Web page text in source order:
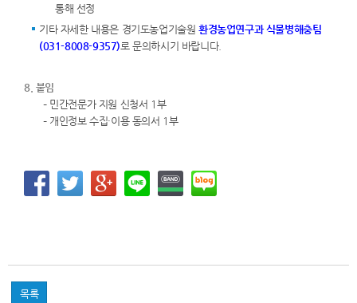
통해 선정
기타 자세한 내용은 경기도농업기술원 환경농업연구과 식물병해충팀
(031-8008-9357)로 문의하시기 바랍니다.
8. 붙임
– 민간전문가 지원 신청서 1부
– 개인정보 수집·이용 동의서 1부
목록